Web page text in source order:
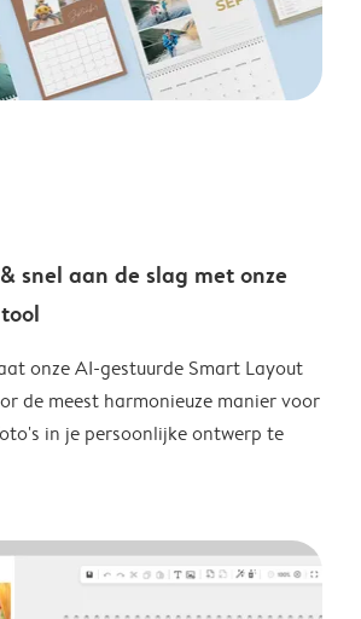
snel aan de slag met onze
onze AI-gestuurde Smart Layout
de meest harmonieuze manier voor
in je persoonlijke ontwerp te